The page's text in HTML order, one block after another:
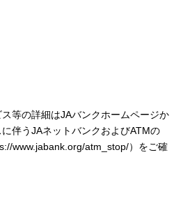
等の詳細はJAバンクホームページか
伴うJAネットバンクおよびATMの
www.jabank.org/atm_stop/）をご確